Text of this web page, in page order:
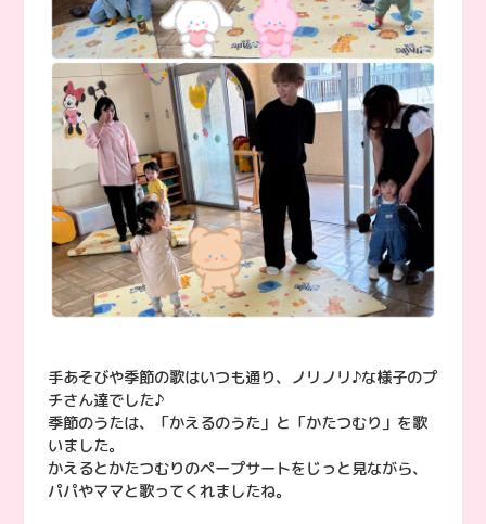
手あそびや季節の歌はいつも通り、ノリノリ♪な様子のプ
チさん達でした♪
季節のうたは、「かえるのうた」と「かたつむり」を歌
いました。
かえるとかたつむりのペープサートをじっと見ながら、
パパやママと歌ってくれましたね。